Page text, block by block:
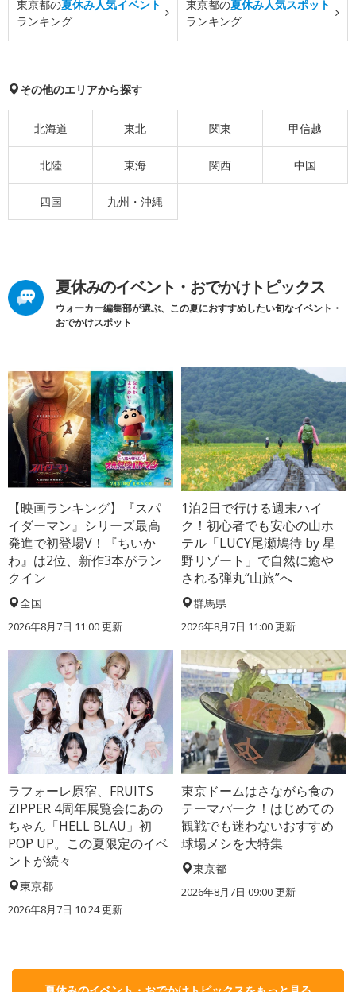
東京都の夏休み人気イベント
ランキング
東京都の夏休み人気スポット
ランキング
その他のエリアから探す
北海道 東北 関東 甲信越
北陸 東海 関西 中国
四国 九州・沖縄
夏休みのイベント・おでかけトピックス
ウォーカー編集部が選ぶ、この夏におすすめしたい旬なイベント・
おでかけスポット
【映画ランキング】『スパ
イダーマン』シリーズ最高
発進で初登場V！『ちいか
わ』は2位、新作3本がラン
クイン
全国
2026年8月7日 11:00更新
1泊2日で行ける週末ハイ
ク！初心者でも安心の山ホ
テル「LUCY尾瀬鳩待 by 星
野リゾート」で自然に癒や
される弾丸“山旅”へ
群馬県
2026年8月7日 11:00更新
ラフォーレ原宿、FRUITS
ZIPPER 4周年展覧会にあの
ちゃん「HELL BLAU」初
POP UP。この夏限定のイベ
ントが続々
東京都
2026年8月7日 10:24更新
東京ドームはさながら食の
テーマパーク！はじめての
観戦でも迷わないおすすめ
球場メシを大特集
東京都
2026年8月7日 09:00更新